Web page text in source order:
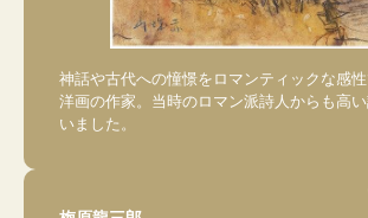
神話や古代への憧憬をロマンティックな感
洋画の作家。当時のロマン派詩人からも高
いました。